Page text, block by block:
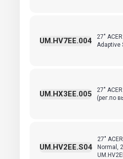
27"
Adaptive
UM.HV7EE.004
27"
(рег.по
UM.HX3EE.005
27"
Normal,
UM.HV2EE.S04